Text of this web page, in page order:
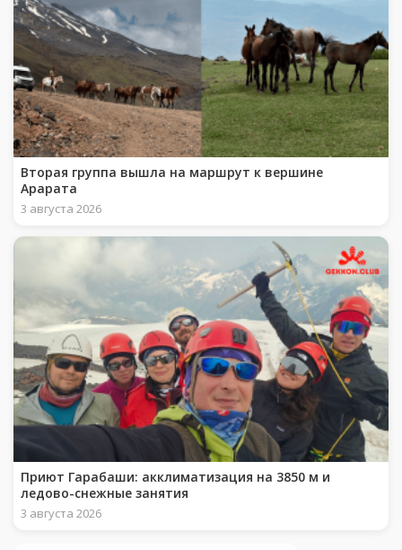
Вторая группа вышла на маршрут к вершине
Арарата
3 августа 2026
Приют Гарабаши: акклиматизация на 3850 м и
ледово-снежные занятия
3 августа 2026